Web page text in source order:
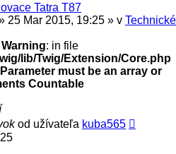
Tatra T87
25 Mar 2015, 19:25 » v Technické
: in file
lib/Twig/Extension/Core.php
must be an array or
Countable
od užívateľa kuba565